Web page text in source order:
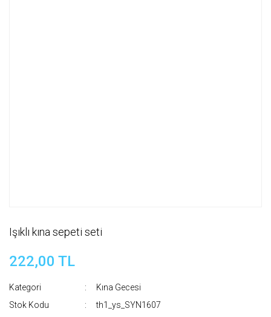
Işıklı kına sepeti seti
222,00 TL
Kategori
Kına Gecesi
Stok Kodu
th1_ys_SYN1607